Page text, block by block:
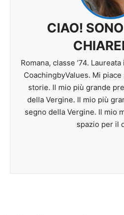
CIAO!
Romana, classe ’74.
CoachingbyValues. Mi
storie. Il mio più grande
della Vergine. Il mio più
segno della Vergine. Il mio
spazio per il